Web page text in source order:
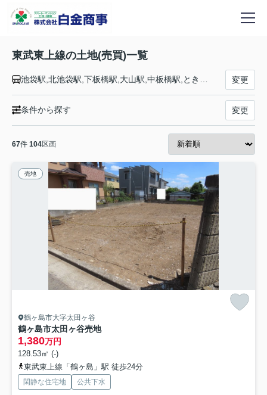
東武東上線の土地(売買)一覧
池袋駅,北池袋駅,下板橋駅,大山駅,中板橋駅,ときわ台駅,上板橋駅,東武練馬駅,下赤塚駅,成増駅,和光市駅,朝霞駅,朝霞台駅,志木駅,柳瀬川駅,みずほ台駅,鶴瀬駅,ふじみ野駅,上福岡駅,新河岸駅,川越駅,川越市駅,霞ヶ関駅,鶴ヶ島駅,若葉駅,坂戸駅,北坂戸駅,高坂駅,東松山駅,森林公園駅,つきのわ駅,武蔵嵐山駅,小川町駅,東武竹沢駅,みなみ寄居駅,男衾駅,鉢形駅,玉淀駅,寄居駅 変更
条件から探す 変更
67件 104区画
売地
鶴ヶ島市大字太田ヶ谷
鶴ヶ島市太田ヶ谷売地
1,380万円
128.53㎡ (-)
東武東上線「鶴ヶ島」駅 徒歩24分
閑静な住宅地 公共下水